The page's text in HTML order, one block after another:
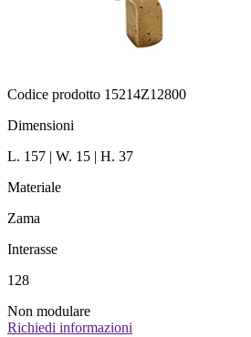
Codice prodotto 15214Z12800
Dimensioni
L. 157 | W. 15 | H. 37
Materiale
Zama
Interasse
128
Non modulare
Richiedi informazioni